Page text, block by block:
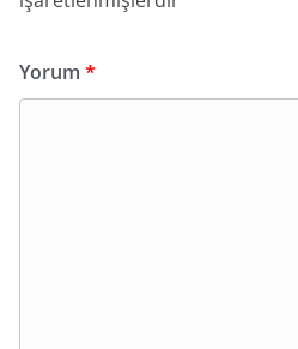
Yorum *